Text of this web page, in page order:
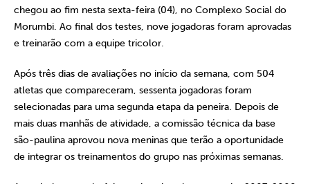
chegou ao fim nesta sexta-feira (04), no Complexo Social do
Morumbi. Ao final dos testes, nove jogadoras foram aprovadas
e treinarão com a equipe tricolor.
Após três dias de avaliações no início da semana, com 504
atletas que compareceram, sessenta jogadoras foram
selecionadas para uma segunda etapa da peneira. Depois de
mais duas manhãs de atividade, a comissão técnica da base
são-paulina aprovou nova meninas que terão a oportunidade
de integrar os treinamentos do grupo nas próximas semanas.